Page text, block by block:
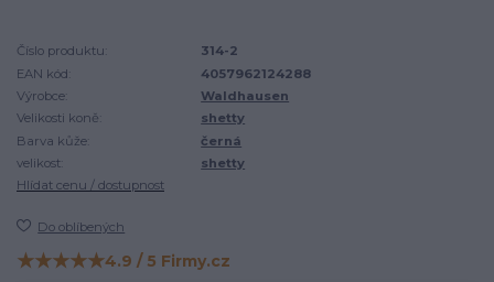
Číslo produktu:
314-2
EAN kód:
4057962124288
Výrobce:
Waldhausen
Velikosti koně:
shetty
Barva kůže:
černá
velikost:
shetty
Hlídat cenu / dostupnost
Do oblíbených
Hodnocení na Firmy.cz
★★★★★4.9 / 5 Firmy.cz